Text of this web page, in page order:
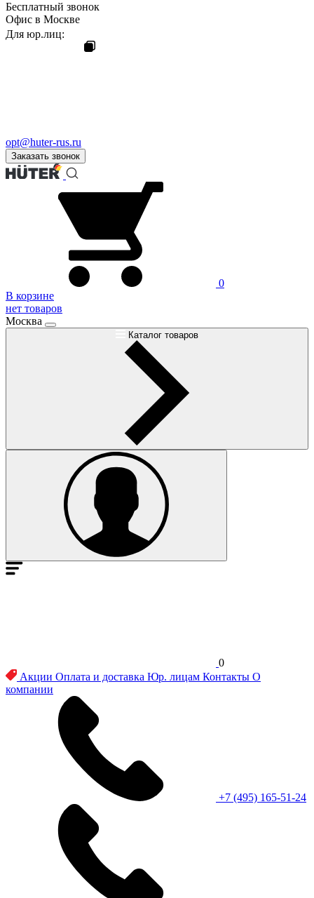
Бесплатный звонок
Офис в Москве
Для юр.лиц:
opt@huter-rus.ru
Заказать звонок
0
В корзине
нет товаров
Москва
Каталог товаров
0
Акции Оплата и доставка Юр. лицам Контакты О
компании
+7 (495) 165-51-24